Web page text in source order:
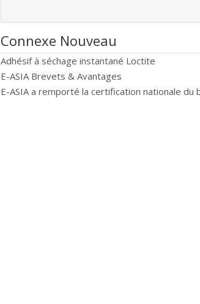
Connexe Nouveau
Adhésif à séchage instantané Loctite
E-ASIA Brevets & Avantages
E-ASIA a remporté la certification nationale